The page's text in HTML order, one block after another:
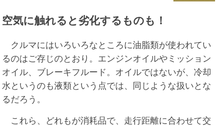
空気に触れると劣化するものも！
クルマにはいろいろなところに油脂類が使われてい
るのはご存じのとおり。エンジンオイルやミッション
オイル、ブレーキフルード。オイルではないが、冷却
水というのも液類という点では、同じような扱いとな
るだろう。
これら、どれもが消耗品で、走行距離に合わせて交